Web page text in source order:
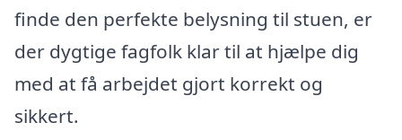
finde den perfekte belysning til stuen, er
der dygtige fagfolk klar til at hjælpe dig
med at få arbejdet gjort korrekt og
sikkert.